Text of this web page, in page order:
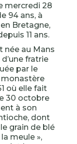
mercredi 28
94 ans, à
en Bretagne,
11 ans.
au Mans
fratrie
par le
monastère
où elle fait
30 octobre
à son
dont
grain de blé
meule »,